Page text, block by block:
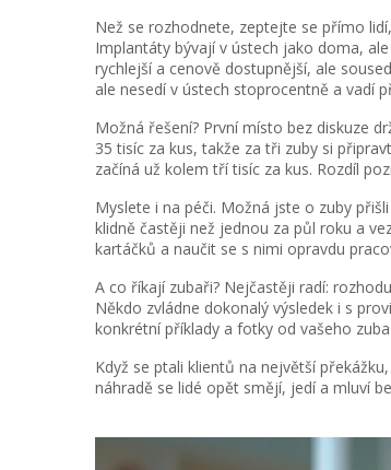
Než se rozhodnete, zeptejte se přímo
Implantáty bývají v ústech jako doma,
rychlejší a cenově dostupnější, ale
ale nesedí v ústech stoprocentně a vadí
Možná řešení? První místo bez diskuze
35 tisíc za kus, takže za tři zuby si
začíná už kolem tří tisíc za kus. Rozdíl
Myslete i na péči. Možná jste o zuby
klidně častěji než jednou za půl roku a
kartáčků a naučit se s nimi opravdu
A co říkají zubaři? Nejčastěji radí:
Někdo zvládne dokonalý výsledek i s
konkrétní příklady a fotky od vašeho
Když se ptali klientů na největší
náhradě se lidé opět smějí, jedí a mluví